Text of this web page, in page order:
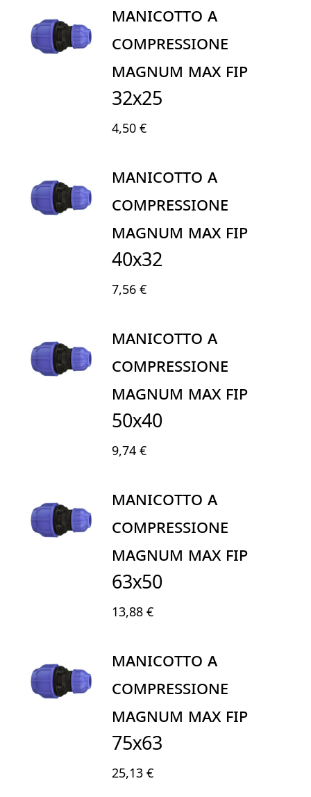
MANICOTTO A
COMPRESSIONE
MAGNUM MAX FIP
32X25
4,50 €
MANICOTTO A
COMPRESSIONE
MAGNUM MAX FIP
40X32
7,56 €
MANICOTTO A
COMPRESSIONE
MAGNUM MAX FIP
50X40
9,74 €
MANICOTTO A
COMPRESSIONE
MAGNUM MAX FIP
63X50
13,88 €
MANICOTTO A
COMPRESSIONE
MAGNUM MAX FIP
75X63
25,13 €